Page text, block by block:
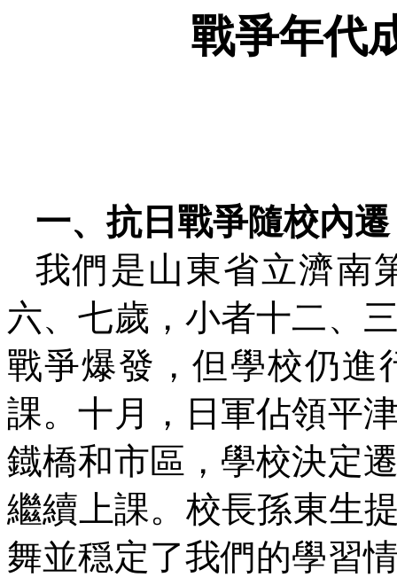
戰爭年代
一、抗日戰爭隨校內遷
我們是山東省立濟南
六、七歲，小者十二、
戰爭爆發，但學校仍進
課。十月，日軍佔領平
鐡橋和市區，學校決定
繼續上課。校長孫東生
舞並穏定了我們的學習